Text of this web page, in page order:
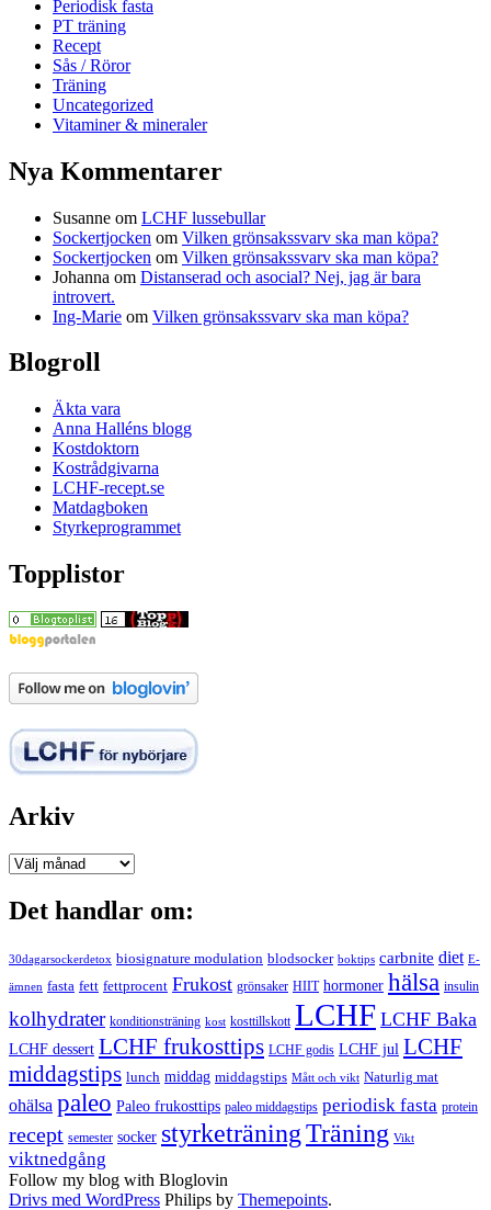
Periodisk fasta
PT träning
Recept
Sås / Röror
Träning
Uncategorized
Vitaminer & mineraler
Nya Kommentarer
Susanne om LCHF lussebullar
Sockertjocken om Vilken grönsakssvarv ska man köpa?
Sockertjocken om Vilken grönsakssvarv ska man köpa?
Johanna om Distanserad och asocial? Nej, jag är bara
introvert.
Ing-Marie om Vilken grönsakssvarv ska man köpa?
Blogroll
Äkta vara
Anna Halléns blogg
Kostdoktorn
Kostrådgivarna
LCHF-recept.se
Matdagboken
Styrkeprogrammet
Topplistor
Arkiv
Arkiv
Det handlar om:
30dagarsockerdetox biosignature modulation blodsocker boktips carbnite diet E-
ämnen fasta fett fettprocent Frukost grönsaker HIIT hormoner hälsa insulin
kolhydrater konditionsträning kost kosttillskott LCHF LCHF Baka
LCHF dessert LCHF frukosttips LCHF godis LCHF jul LCHF
middagstips lunch middag middagstips Mått och vikt Naturlig mat
ohälsa paleo Paleo frukosttips paleo middagstips periodisk fasta protein
recept semester socker styrketräningTräning Vikt
viktnedgång
Follow my blog with Bloglovin
Drivs med WordPress Philips by Themepoints.